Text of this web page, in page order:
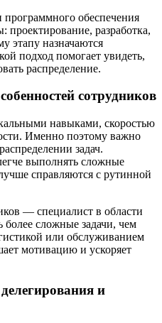
программного обеспечения
проектирование, разработка,
этапу назначаются
подход помогает увидеть,
распределение.
сотрудников
навыками, скоростью
Именно поэтому важно
задач.
выполнять сложные
справляются с рутинной
— специалист в области
более сложные задачи, чем
или обслуживанием
мотивацию и ускоряет
и